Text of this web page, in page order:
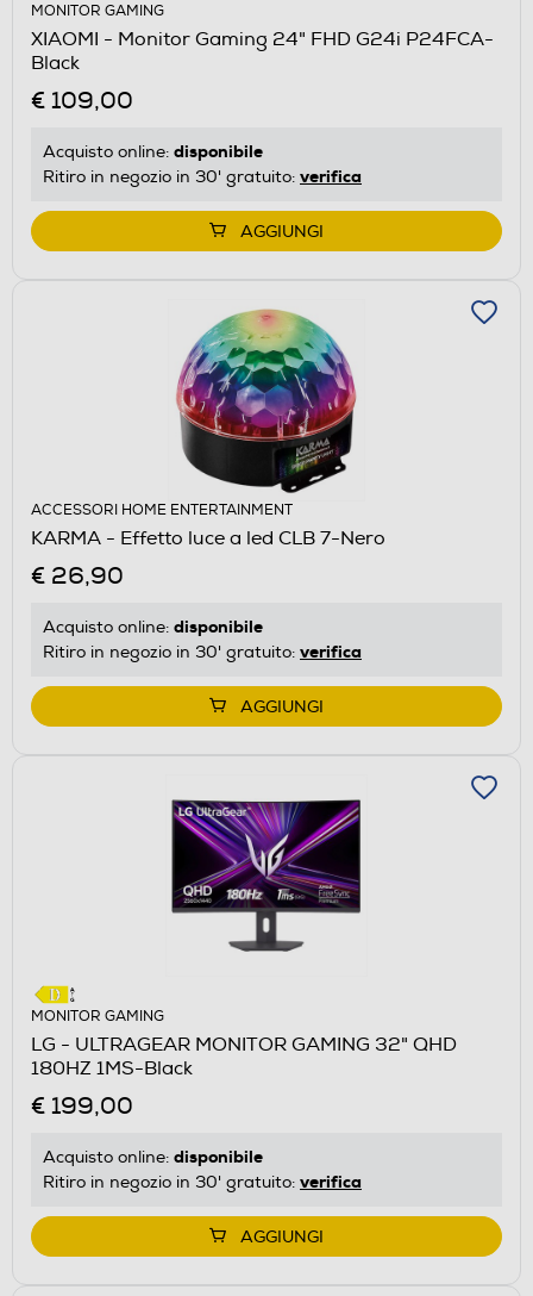
MONITOR GAMING
XIAOMI - Monitor Gaming 24" FHD G24i P24FCA-
Black
€ 109,00
Acquisto online: disponibile
Ritiro in negozio in 30' gratuito: verifica
AGGIUNGI
ACCESSORI HOME ENTERTAINMENT
KARMA - Effetto luce a led CLB 7-Nero
€ 26,90
Acquisto online: disponibile
Ritiro in negozio in 30' gratuito: verifica
AGGIUNGI
MONITOR GAMING
LG - ULTRAGEAR MONITOR GAMING 32" QHD
180HZ 1MS-Black
€ 199,00
Acquisto online: disponibile
Ritiro in negozio in 30' gratuito: verifica
AGGIUNGI